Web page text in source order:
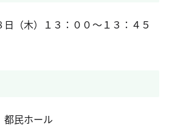
（木）１３：００～１３：４５
民ホール